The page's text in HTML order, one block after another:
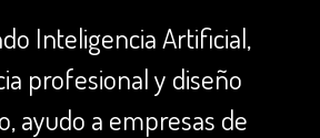
Inteligencia Artificial,
profesional y diseño
ayudo a empresas de